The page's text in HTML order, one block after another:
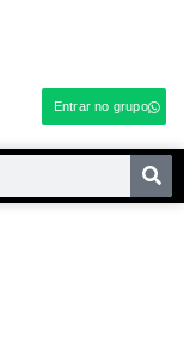
Entrar no grupo